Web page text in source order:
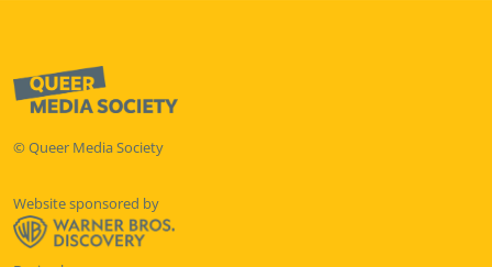
© Queer Media Society
Website sponsored by